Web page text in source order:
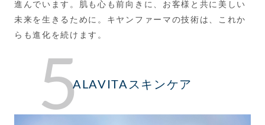
進んでいます。肌も心も前向きに、お客様と共に美しい
未来を生きるために。キヤンファーマの技術は、これか
らも進化を続けます。
5ALAVITAスキンケア